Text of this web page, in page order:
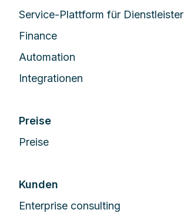
Service-Plattform für Dienstleister
Finance
Automation
Integrationen
Preise
Preise
Kunden
Enterprise сonsulting